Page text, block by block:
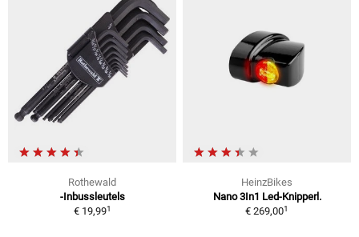
Rothewald
-Inbussleutels
€ 19,991
HeinzBikes
Nano 3In1 Led-Knipperl.
€ 269,001